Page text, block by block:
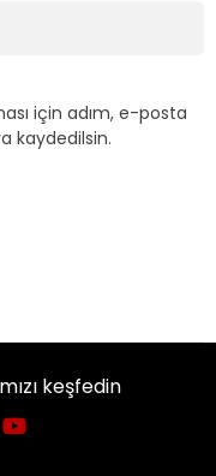
için adım, e-posta
kaydedilsin.
keşfedin